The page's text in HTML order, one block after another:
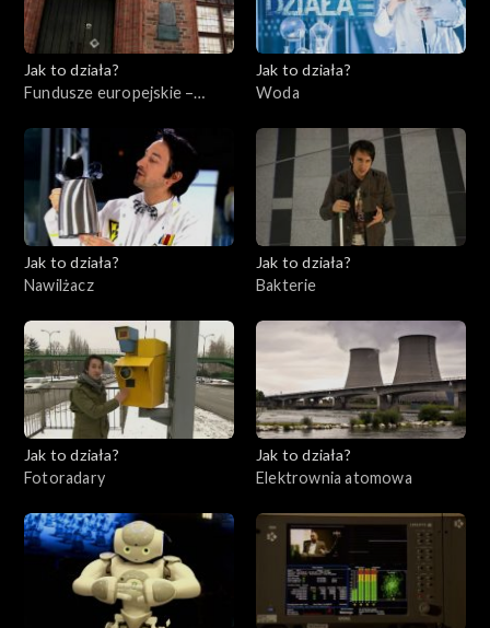
Jak to działa?
Fundusze europejskie –
Jak to działa?
Woda
Jak to działa?
Nawilżacz
Jak to działa?
Bakterie
Jak to działa?
Fotoradary
Jak to działa?
Elektrownia atomowa